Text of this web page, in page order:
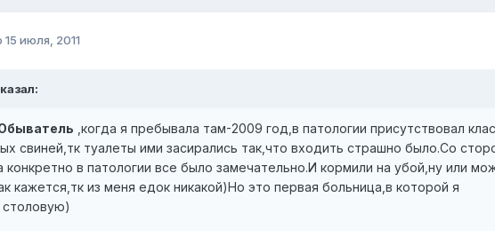
15 июля, 2011
,когда я пребывала там-2009 год,в патологии присутствовал
свиней,тк туалеты ими засирались так,что входить страшно было.Со
конкретно в патологии все было замечательно.И кормили на убой,ну или
кажется,тк из меня едок никакой)Но это первая больница,в которой я